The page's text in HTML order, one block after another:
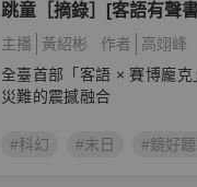
跳童［摘錄］[客語有聲
主播 黃紹彬 作者
高翊峰
全臺首部「客語 × 賽博龐
災難的震撼融合
#科幻 #末日 #鏡好